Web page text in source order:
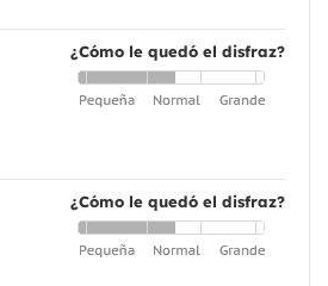
¿Cómo le quedó el disfraz?
¿Cómo le quedó el disfraz?